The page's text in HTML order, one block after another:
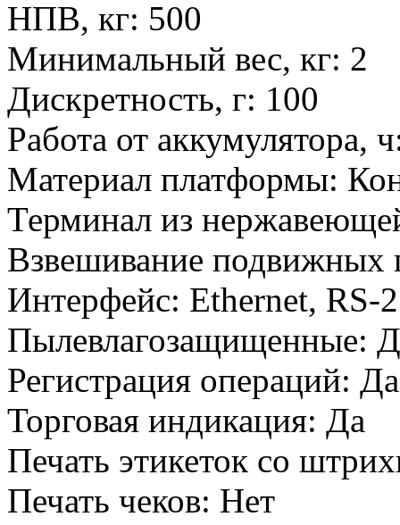
НПВ, кг: 500
Минимальный вес, кг: 2
Дискретность, г: 100
Работа от аккумулятора, ч
Материал платформы:
Терминал из
Взвешивание подвижных
Интерфейс: Ethernet, RS-
Пылевлагозащищенные:
Регистрация операций: Да
Торговая индикация: Да
Печать этикеток со
Печать чеков: Нет